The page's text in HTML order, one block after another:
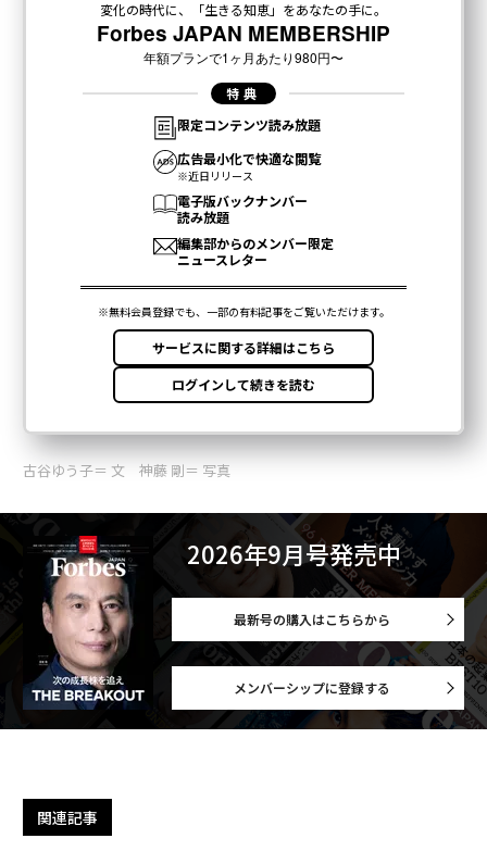
古谷ゆう子＝ 文 神藤 剛＝ 写真
2026年9月号発売中
最新号の購入はこちらから
メンバーシップに登録する
関連記事